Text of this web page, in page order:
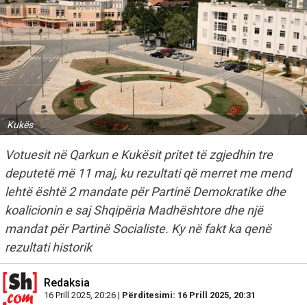
Kukës
Votuesit në Qarkun e Kukësit pritet të zgjedhin tre
deputetë më 11 maj, ku rezultati që merret me mend
lehtë është 2 mandate për Partinë Demokratike dhe
koalicionin e saj Shqipëria Madhështore dhe një
mandat për Partinë Socialiste. Ky në fakt ka qenë
rezultati historik
Redaksia
16 Prill 2025, 20:26 | Përditesimi: 16 Prill 2025, 20:31